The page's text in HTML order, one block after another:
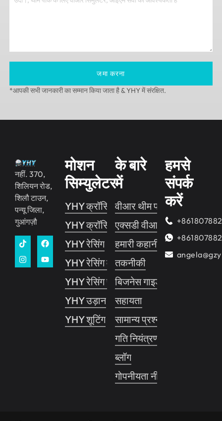
जमा करना
*आपकी सभी जानकारी का सम्मान किया जाता है & YHY में संरक्षित.
नहीं. 370,
शिलियन रोड,
शिलौ टाउन,
पन्यू जिला,
गुआंगज़ौ
मोशन
सिम्युलेटर
YHY क्रॉसिंग 2
YHY क्रॉसिंग 1
YHY रेसिंग
YHY रेसिंग वी.आर
YHY रेसिंग प्रो
YHY उड़ान
YHY शूटिंग
के बारे
में
वीआर थीम पार्क
एक्सडी वीआर सिनेमा
हमारी कहानी
तकनीकी
बिजनेस गाइड
सहायता
सामान्य प्रश्नोत्तर
गति नियंत्रण प्रणाली
ब्लॉग
गोपनीयता नीति
हमसे
संपर्क
करें